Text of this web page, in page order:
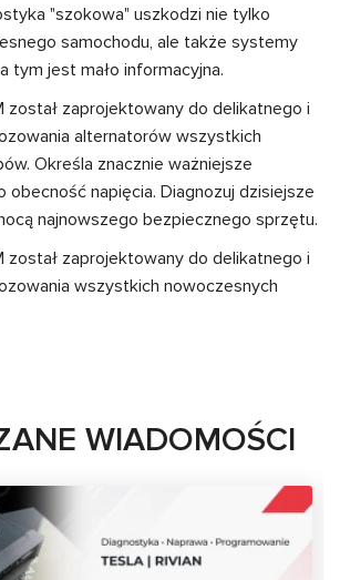
"szokowa" uszkodzi nie tylko
samochodu, ale także systemy
tym jest mało informacyjna.
został zaprojektowany do delikatnego i
alternatorów wszystkich
Określa znacznie ważniejsze
obecność napięcia. Diagnozuj dzisiejsze
najnowszego bezpiecznego sprzętu.
został zaprojektowany do delikatnego i
wszystkich nowoczesnych
WIADOMOŚCI